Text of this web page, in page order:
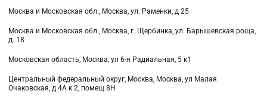
Москва и Московская обл., Москва, ул. Раменки, д 25
Москва и Московская обл., Москва, г. Щербинка, ул. Барышевская роща,
д. 18
Московская область, Москва, ул 6-я Радиальная, 5 к1
Центральный федеральный округ, Москва, Москва, ул Малая
Очаковская, д 4А к 2, помещ 8Н